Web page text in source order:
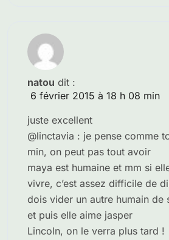
natou dit :
6 février 2015 à 18 h 08 min
juste excellent
@linctavia : je pense comme
min, on peut pas tout avoir
maya est humaine et mm si
vivre, c’est assez difficile de
dois vider un autre humain de
et puis elle aime jasper
Lincoln, on le verra plus tard !